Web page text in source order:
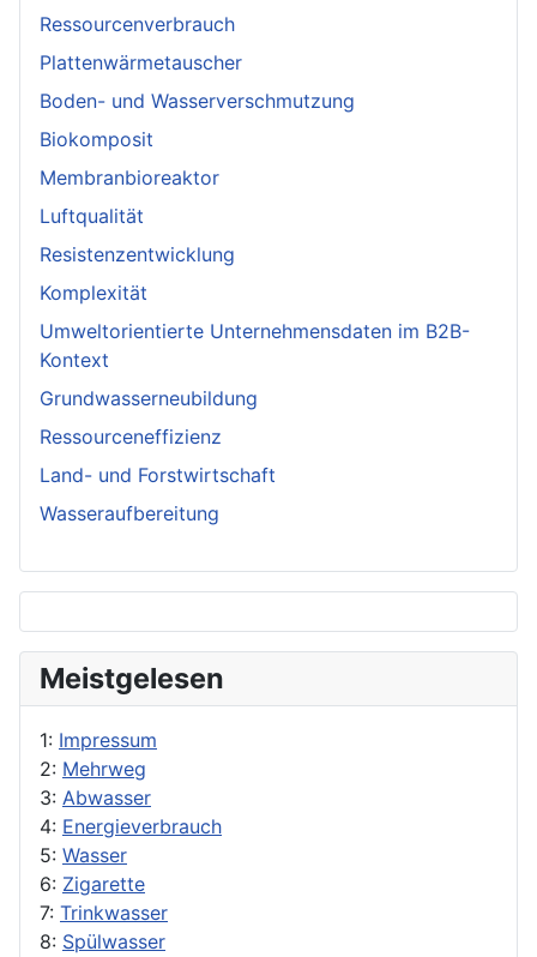
Ressourcenverbrauch
Plattenwärmetauscher
Boden- und Wasserverschmutzung
Biokomposit
Membranbioreaktor
Luftqualität
Resistenzentwicklung
Komplexität
Umweltorientierte Unternehmensdaten im B2B-
Kontext
Grundwasserneubildung
Ressourceneffizienz
Land- und Forstwirtschaft
Wasseraufbereitung
Meistgelesen
1: Impressum
2: Mehrweg
3: Abwasser
4: Energieverbrauch
5: Wasser
6: Zigarette
7: Trinkwasser
8: Spülwasser